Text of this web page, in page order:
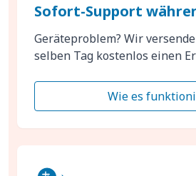
Sofort-Support
Geräteproblem? Wir
selben Tag kostenlos einen
Wie es